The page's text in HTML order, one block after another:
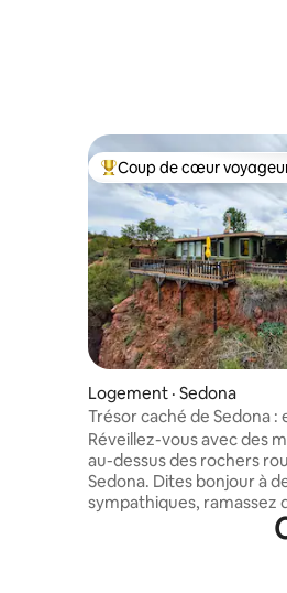
Coup de cœur voyageurs
Coup de cœur
Logement · Sedona
Trésor caché de Sedona :
privée à flanc de falaise
Réveillez-vous avec des
au-dessus des rochers
Sedona. Dites bonjour à
sympathiques, ramassez
ou détendez-vous au
une couverture d'étoiles. The Gem est